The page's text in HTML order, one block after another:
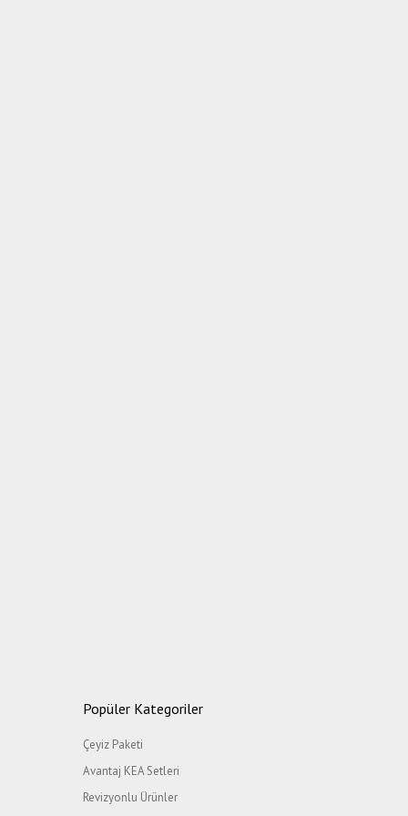
Popüler Kategoriler
Çeyiz Paketi
Avantaj KEA Setleri
Revizyonlu Ürünler